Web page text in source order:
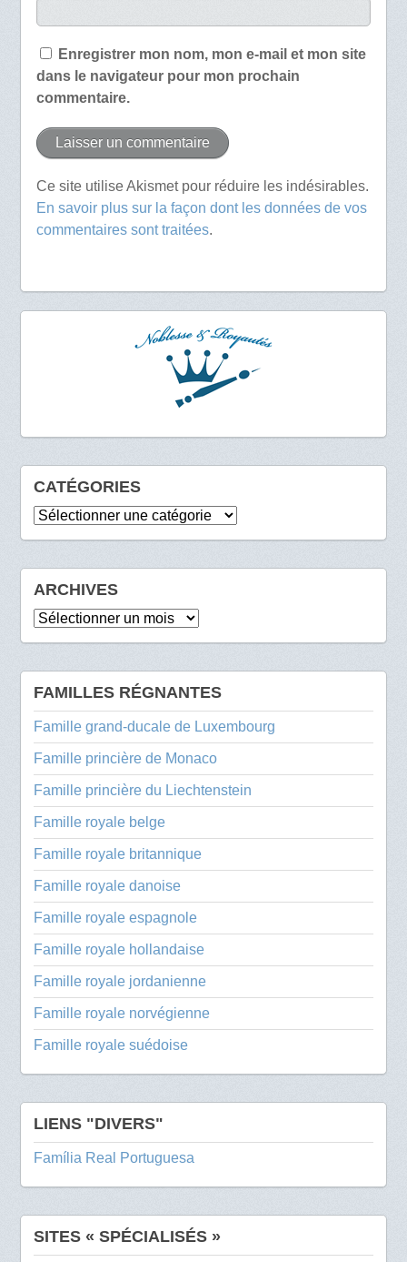
Enregistrer mon nom, mon e-mail et mon site
dans le navigateur pour mon prochain
commentaire.
Ce site utilise Akismet pour réduire les indésirables.
En savoir plus sur la façon dont les données de vos
commentaires sont traitées.
CATÉGORIES
Catégories
ARCHIVES
Archives
FAMILLES RÉGNANTES
Famille grand-ducale de Luxembourg
Famille princière de Monaco
Famille princière du Liechtenstein
Famille royale belge
Famille royale britannique
Famille royale danoise
Famille royale espagnole
Famille royale hollandaise
Famille royale jordanienne
Famille royale norvégienne
Famille royale suédoise
LIENS "DIVERS"
Família Real Portuguesa
SITES « SPÉCIALISÉS »